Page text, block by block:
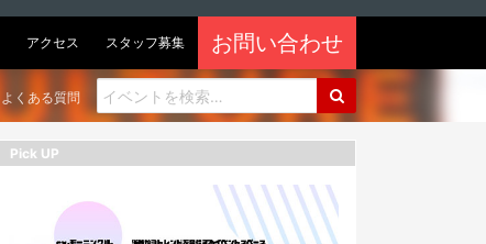
アクセス スタッフ募集 お問い合わせ
よくある質問
Pick UP